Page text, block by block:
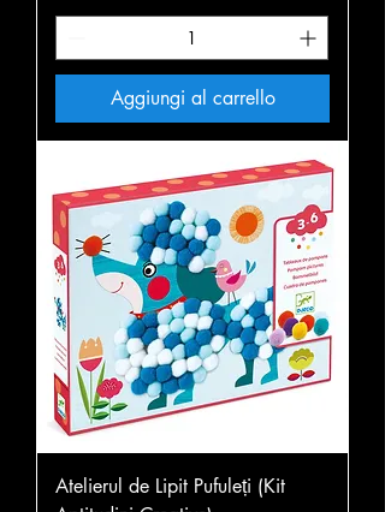
Aggiungi al carrello
Atelierul de Lipit Pufuleți (Kit